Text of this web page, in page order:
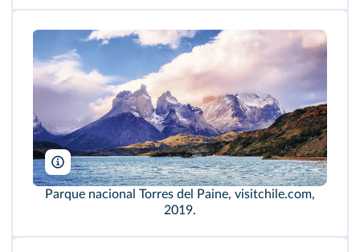
Visit Chile/DR
Parque nacional Torres del Paine, visitchile.com,
2019.